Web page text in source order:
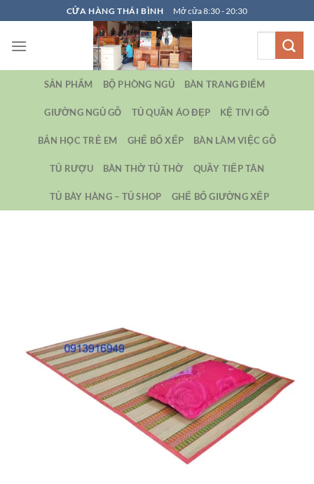
qua
nội
CỬA HÀNG THÁI BÌNH Mở cửa 8:30 - 20:30
SẢN PHẨM BỘ PHÒNG NGỦ BÀN TRANG ĐIỂM
GIƯỜNG NGỦ GỖ TỦ QUẦN ÁO ĐẸP KỆ TIVI GỖ
BẢN HỌC TRẺ EM GHẾ BỐ XẾP BÀN LÀM VIỆC GỖ
TỦ RƯỢU BÀN THỜ TỦ THỜ QUẦY TIẾP TÂN
TỦ BÀY HÀNG – TỦ SHOP GHẾ BỐ GIƯỜNG XẾP